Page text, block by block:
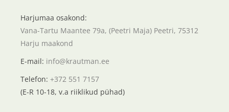
Harjumaa osakond:
Vana-Tartu Maantee 79a, (Peetri Maja) Peetri, 75312
Harju maakond
E-mail: info@krautman.ee
Telefon:+372 551 7157
(E-R 10-18, v.a riiklikud pühad)